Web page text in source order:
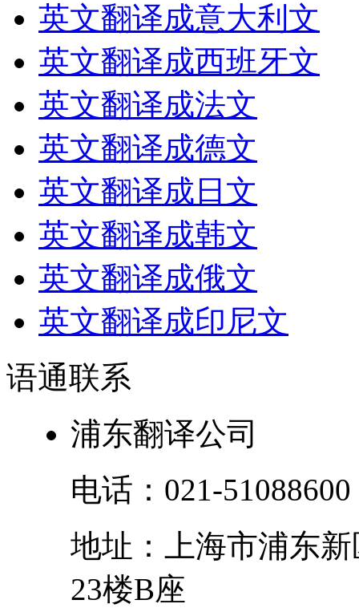
英文翻译成意大利文
英文翻译成西班牙文
英文翻译成法文
英文翻译成德文
英文翻译成日文
英文翻译成韩文
英文翻译成俄文
英文翻译成印尼文
语通联系
浦东翻译公司
电话： 021-51088600
地址：
上海市浦东新
23楼B座